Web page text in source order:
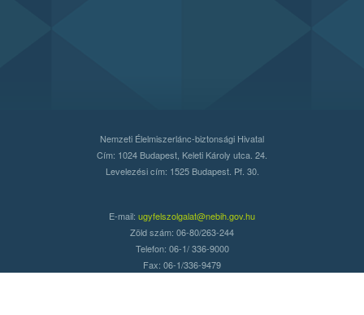
Nemzeti Élelmiszerlánc-biztonsági Hivatal
Cím: 1024 Budapest, Keleti Károly utca. 24.
Levelezési cím: 1525 Budapest. Pf. 30.
E-mail: ugyfelszolgalat@nebih.gov.hu
Zöld szám: 06-80/263-244
Telefon: 06-1/ 336-9000
Fax: 06-1/336-9479